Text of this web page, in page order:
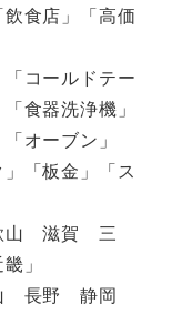
食店」「高価
「コールドテー
食器洗浄機」
オーブン」
「板金」「ス
山 滋賀 三
」
長野 静岡